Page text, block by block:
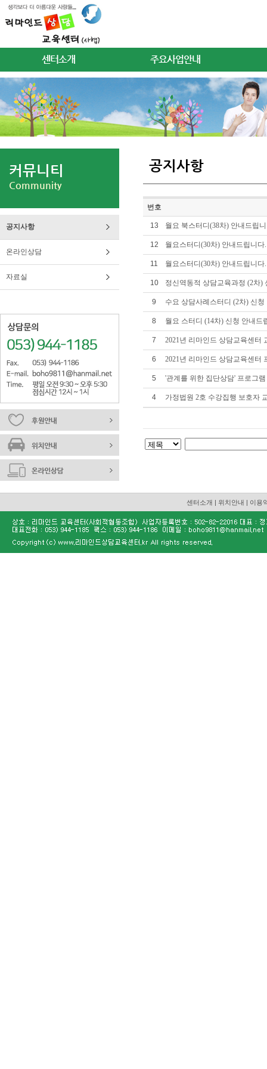
센터소개 주요사업안내
커뮤니티
Community
공지사항
온라인상담
자료실
공지사항
번호
13 월요 북스터디(38차) 안내드립
12 월요스터디(30차) 안내드립니다.
11 월요스터디(30차) 안내드립니다.
10 정신역동적 상담교육과정 (2차)
9 수요 상담사례스터디 (2차) 신
8 월요 스터디 (14차) 신청 안내드
7 2021년 리마인드 상담교육센터
6 2021년 리마인드 상담교육센터
5 '관계를 위한 집단상담' 프로그
4 가정법원 2호 수강집행 보호자
센터소개 | 위치안내 | 이용